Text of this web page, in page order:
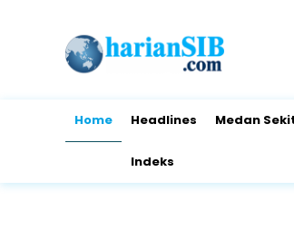
Home Headlines Medan
Indeks